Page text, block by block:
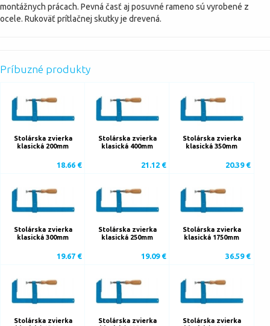
montážnych prácach. Pevná časť aj posuvné rameno sú vyrobené z
ocele. Rukoväť prítlačnej skutky je drevená.
Príbuzné produkty
Stolárska zvierka
klasická 200mm
18.66 €
Stolárska zvierka
klasická 400mm
21.12 €
Stolárska zvierka
klasická 350mm
20.39 €
Stolárska zvierka
klasická 300mm
19.67 €
Stolárska zvierka
klasická 250mm
19.09 €
Stolárska zvierka
klasická 1750mm
36.59 €
Stolárska zvierka
Stolárska zvierka
Stolárska zvierka